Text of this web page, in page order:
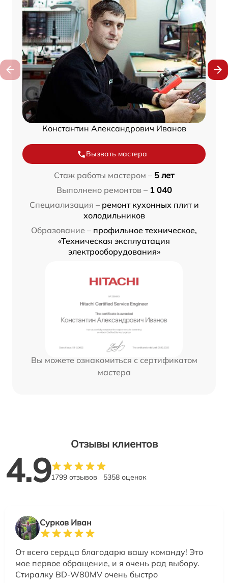
Константин Александрович Иванов
Вызвать мастера
Стаж работы мастером – 5 лет
Выполнено ремонтов – 1 040
Специализация – ремонт кухонных плит и
холодильников
Образование – профильное техническое,
«Техническая эксплуатация
электрооборудования»
Вы можете ознакомиться с сертификатом
мастера
Отзывы клиентов
4.91799 отзывов 5358 оценок
Сурков Иван
От всего сердца благодарю вашу команду! Это
мое первое обращение, и я очень рад выбору.
Стиралку BD-W80MV очень быстро